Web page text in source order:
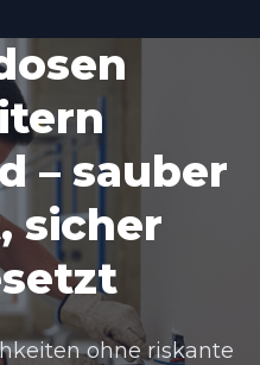
– sauber
sicher
ohne riskante